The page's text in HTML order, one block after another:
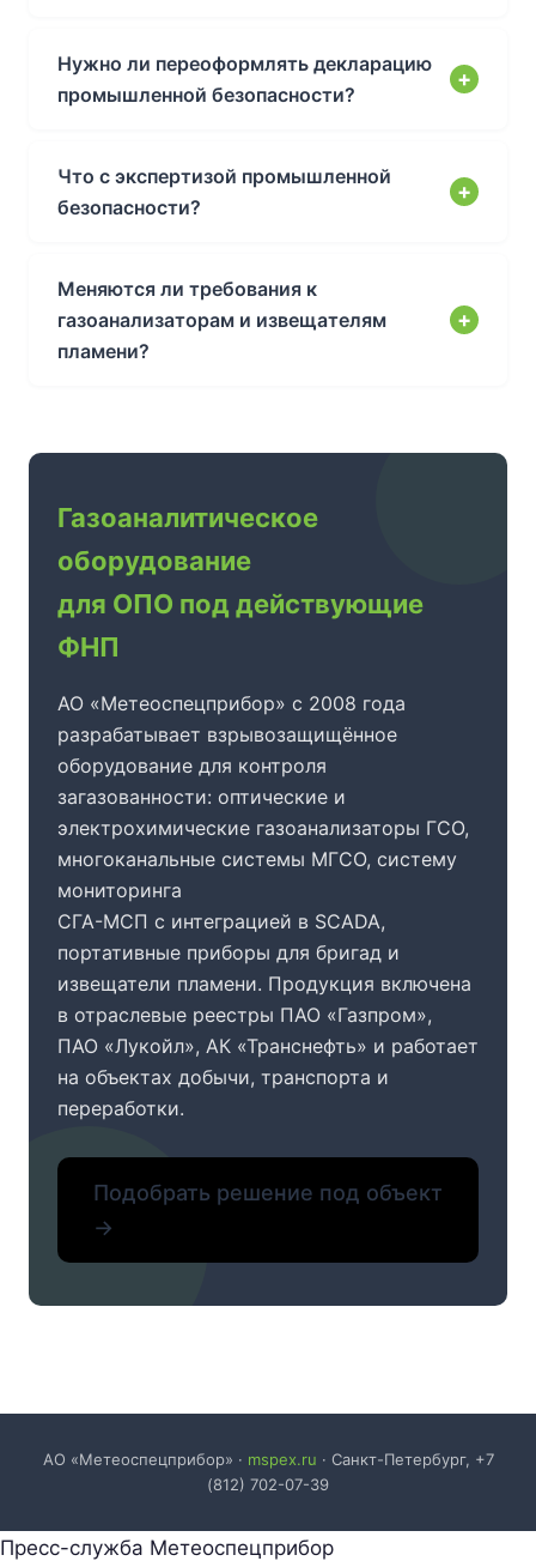
Нужно ли переоформлять декларацию
промышленной безопасности?
Что с экспертизой промышленной
безопасности?
Меняются ли требования к
газоанализаторам и извещателям
пламени?
Газоаналитическое
оборудование
для ОПО под действующие
ФНП
АО «Метеоспецприбор» с 2008 года
разрабатывает взрывозащищённое
оборудование для контроля
загазованности: оптические и
электрохимические газоанализаторы ГСО,
многоканальные системы МГСО, систему
мониторинга
СГА-МСП с интеграцией в SCADA,
портативные приборы для бригад и
извещатели пламени. Продукция включена
в отраслевые реестры ПАО «Газпром»,
ПАО «Лукойл», АК «Транснефть» и работает
на объектах добычи, транспорта и
переработки.
Подобрать решение под объект
АО «Метеоспецприбор» · mspex.ru · Санкт-Петербург, +7
(812) 702-07-39
Пресс-служба Метеоспецприбор